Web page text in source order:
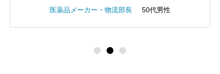
医薬品メーカー・物流部長 50代男性